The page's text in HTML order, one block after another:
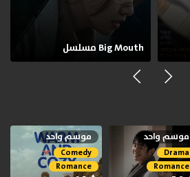
مسلسل Big Mouth
موسم واحد
Drama
Romance
موسم واحد
Comedy
Romance